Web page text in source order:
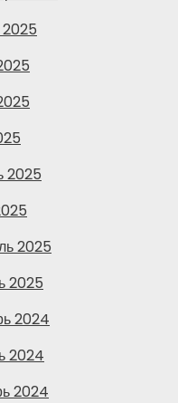
2025
2025
2025
2025
2024
2024
2024